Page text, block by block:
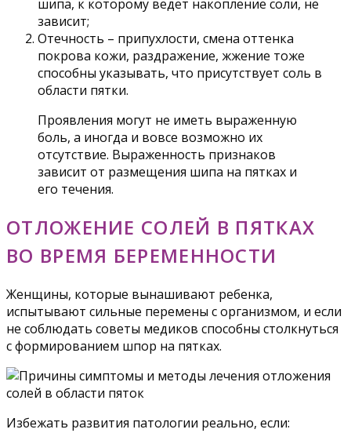
шипа, к которому ведет накопление соли, не
зависит;
Отечность – припухлости, смена оттенка
покрова кожи, раздражение, жжение тоже
способны указывать, что присутствует соль в
области пятки.
Проявления могут не иметь выраженную
боль, а иногда и вовсе возможно их
отсутствие. Выраженность признаков
зависит от размещения шипа на пятках и
его течения.
ОТЛОЖЕНИЕ СОЛЕЙ В ПЯТКАХ
ВО ВРЕМЯ БЕРЕМЕННОСТИ
Женщины, которые вынашивают ребенка,
испытывают сильные перемены с организмом, и если
не соблюдать советы медиков способны столкнуться
с формированием шпор на пятках.
Избежать развития патологии реально, если: